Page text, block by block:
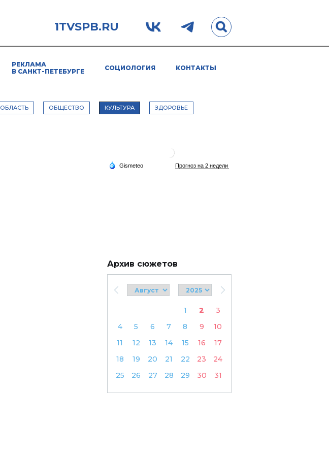
1TVSPB.RU
РЕКЛАМА
В САНКТ-ПЕТЕБУРГЕ
СОЦИОЛОГИЯ КОНТАКТЫ
ОБЛАСТЬ ОБЩЕСТВО КУЛЬТУРА ЗДОРОВЬЕ
Архив сюжетов
1 2
3
4
5 6 7 8 9
10
11
12 13 14 15 16
17
18
19 20 21 22 23
24
25
26 27 28 29 30 31